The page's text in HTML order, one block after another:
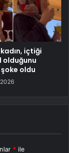
içtiği
olduğunu
oldu
* ile